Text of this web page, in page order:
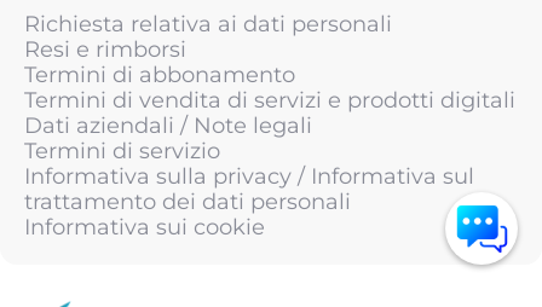
Richiesta relativa ai dati personali
Resi e rimborsi
Termini di abbonamento
Termini di vendita di servizi e prodotti digitali
Dati aziendali / Note legali
Termini di servizio
Informativa sulla privacy / Informativa sul
trattamento dei dati personali
Informativa sui cookie